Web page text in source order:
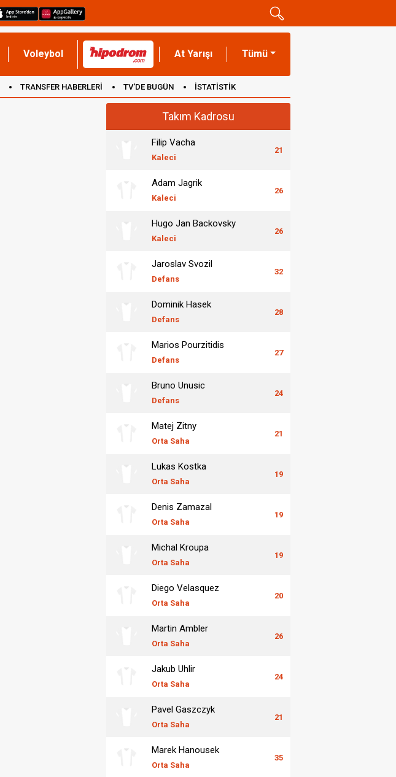
Voleybol At Yarışı Tümü
TRANSFER HABERLERİ TV'DE BUGÜN İSTATİSTİK
Takım Kadrosu
Filip Vacha
Kaleci
21
Adam Jagrik
Kaleci
26
Hugo Jan Backovsky
Kaleci
26
Jaroslav Svozil
Defans
32
Dominik Hasek
Defans
28
Marios Pourzitidis
Defans
27
Bruno Unusic
Defans
24
Matej Zitny
Orta Saha
21
Lukas Kostka
Orta Saha
19
Denis Zamazal
Orta Saha
19
Michal Kroupa
Orta Saha
19
Diego Velasquez
Orta Saha
20
Martin Ambler
Orta Saha
26
Jakub Uhlir
Orta Saha
24
Pavel Gaszczyk
Orta Saha
21
Marek Hanousek
Orta Saha
35